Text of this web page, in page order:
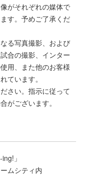
がそれぞれの媒体で
す。予めご了承くだ
る写真撮影、および
合の撮影、インター
用、また他のお客様
ています。
さい。指示に従って
がございます。
」
ムシティ内